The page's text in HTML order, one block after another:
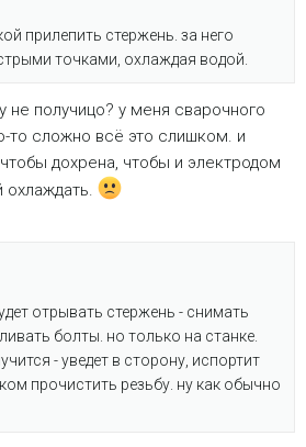
прилепить стержень. за него
точками, охлаждая водой.
не получицо? у меня сварочного
то сложно всё это слишком. и
дохрена, чтобы и электродом
отрывать стержень - снимать
болты. но только на станке.
- уведет в сторону, испортит
прочистить резьбу. ну как обычно